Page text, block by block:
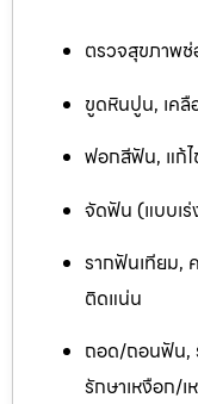
ตรวจสุขภาพ
ขูดหินปูน, เค
ฟอกสีฟัน, แก้ไ
จัดฟัน (แบบเ
รากฟันเทียม,
ติดแน่น
ถอด/ถอนฟัน,
รักษาเหงือก/เ